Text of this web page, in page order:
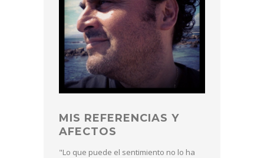
MIS REFERENCIAS Y
AFECTOS
"Lo que puede el sentimiento no lo ha